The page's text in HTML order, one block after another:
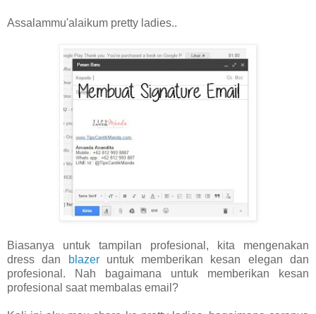
Assalammu'alaikum pretty ladies..
Biasanya untuk tampilan profesional, kita mengenakan
dress dan
blazeruntuk memberikan kesan elegan dan
profesional. Nah bagaimana untuk memberikan kesan
profesional saat membalas email?